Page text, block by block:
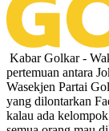
Kabar Golkar -
pertemuan antara
Wasekjen Partai
yang dilontarkan
kalau ada